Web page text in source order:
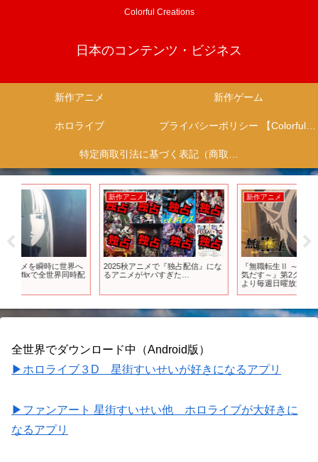
Colorful Creations
日本のコンテンツ・ビジネス
新作アニメ 新作ゲーム
ホロライブ プライバシーポリシー 【Colorful Creation】
特定商取引法に基づく表記（商取引に関する開示）
新作アニメ
2025秋アニメで『独占配信』にな
るアニメがヤバすぎた…
新作アニメ
『無職転生Ⅱ ～異世界行ったら本
気だす～』第2クールPV／4月7日
より毎週日曜放送開始／無職転生
全世界でダウンロード中（Android版）
▶ホロライブ３D 星街すいせいが好きになるアプリ
▶ファンアート 星街すいせい他 ホロライブが大好きに
なるアプリ